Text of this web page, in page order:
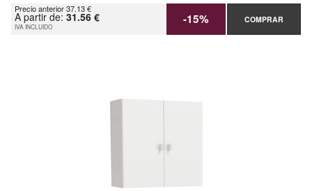
Precio anterior 37.13 €
A partir de: 31.56 €
IVA INCLUIDO -15% COMPRAR